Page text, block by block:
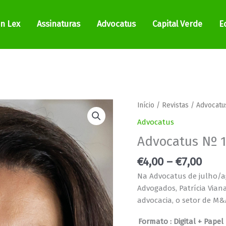
Lex Assinaturas Advocatus Capital Verde
Início / Revistas /
Advocatus
Advocatus Nº
€4,00 – €7,00
Na Advocatus de julho/
Advogados, Patrícia
advocacia, o setor de
Formato : Digital + Papel
Quantidade
de
Nº